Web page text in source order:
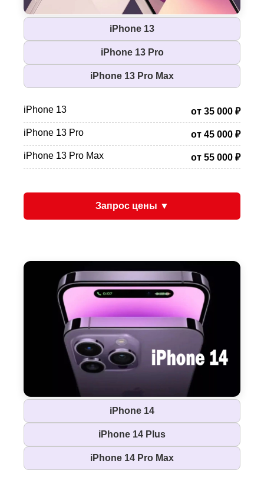
iPhone 13
iPhone 13 Pro
iPhone 13 Pro Max
iPhone 13 от 35 000 ₽
iPhone 13 Pro от 45 000 ₽
iPhone 13 Pro Max от 55 000 ₽
Запрос цены ▼
iPhone 14
iPhone 14 Plus
iPhone 14 Pro Max